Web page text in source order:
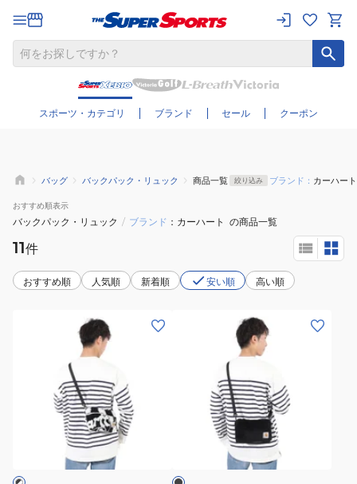
スポーツ・カテゴリ ブランド セール クーポン
さらに絞り込む
バッグ バックパック・リュック 商品一覧 絞り込み ブランド： カーハート
おすすめ順表示
バックパック・リュック / ブランド カーハート の商品一覧
11件
おすすめ順 人気順 新着順 安い順 高い順
バ
ズ)PLAINS
バ
ブ
ラ
ッ
ク